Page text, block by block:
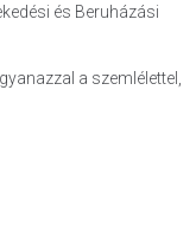
és Beruházási
a szemlélettel,